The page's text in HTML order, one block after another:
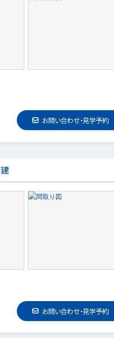
お問い合わせ・見学予約
お問い合わせ・見学予約